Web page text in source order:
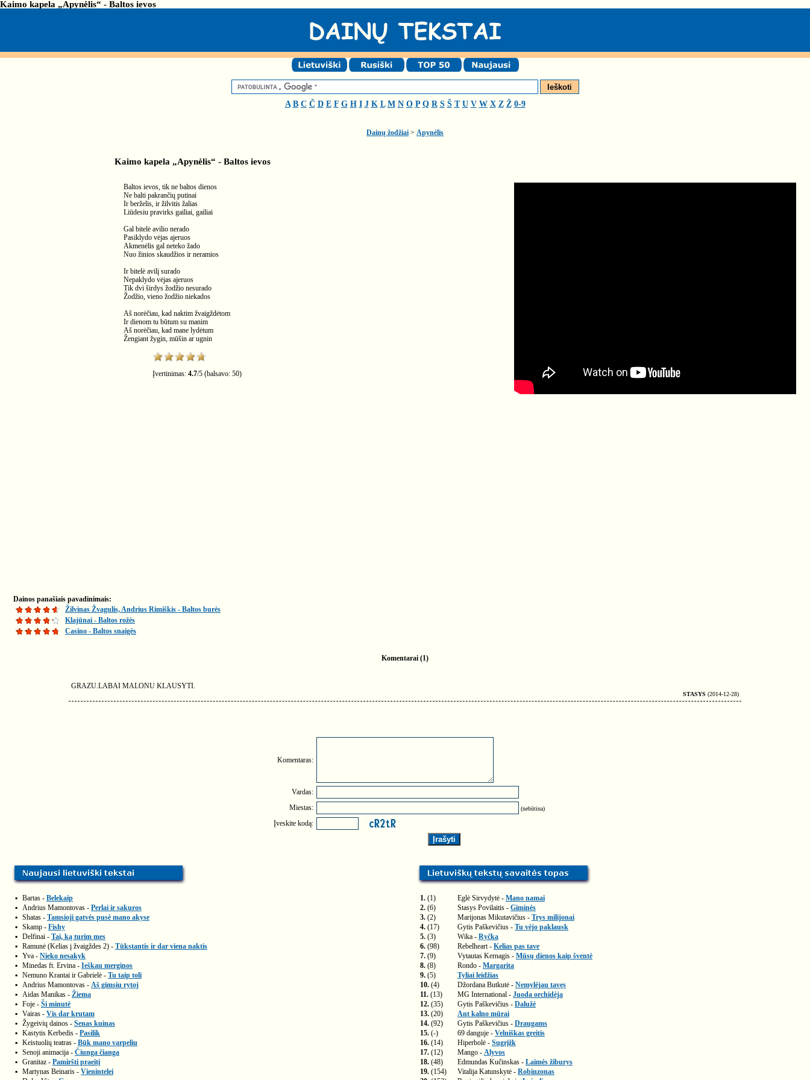
Kaimo kapela „Apynėlis“ - Baltos ievos
A B C Č D E F G H I J K L M N O P Q R S Š T U V W X Z Ž 0-9
Dainų žodžiai > Apynėlis
Kaimo kapela „Apynėlis“ - Baltos ievos
Baltos ievos, tik ne baltos dienos
Ne balti pakrančių putinai
Ir berželis, ir žilvitis žalias
Liūdesiu pravirks gailiai, gailiai
Gal bitelė avilio nerado
Pasiklydo vėjas ajeruos
Akmenėlis gal neteko žado
Nuo žinios skaudžios ir neramios
Ir bitelė avilį surado
Nepaklydo vėjas ajeruos
Tik dvi širdys žodžio nesurado
Žodžio, vieno žodžio niekados
Aš norėčiau, kad naktim žvaigždėtom
Ir dienom tu būtum su manim
Aš norėčiau, kad mane lydėtum
Žengiant žygin, mūšin ar ugnin
Įvertinimas: 4.7/5 (balsavo: 50)
Dainos panašiais pavadinimais:
Žilvinas Žvagulis, Andrius Rimiškis - Baltos burės
Klajūnai - Baltos rožės
Casino - Baltos snaigės
Komentarai (1)
GRAZU.LABAI MALONU KLAUSYTI.
STASYS (2014-12-28)
Komentaras:
Vardas:
Miestas:
(nebūtina)
Įveskite kodą:
▪ Bartas - Belekaip
▪ Andrius Mamontovas - Perlai ir sakuros
▪ Shatas - Tamsioji gatvės pusė mano akyse
▪ Skamp - Fishy
▪ Delfinai - Tai, ką turim mes
▪ Ramunė (Kelias į žvaigždes 2) - Tūkstantis ir dar viena naktis
▪ Yva - Nieko nesakyk
▪ Minedas ft. Ervina - Ieškau merginos
▪ Nemuno Krantai ir Gabrielė - Tu taip toli
▪ Andrius Mamontovas - Aš gimsiu rytoj
▪ Aidas Manikas - Žiema
▪ Foje - Ši minutė
▪ Vairas - Vis dar krutam
▪ Žygeivių dainos - Senas kuinas
▪ Kastytis Kerbedis - Pasilik
▪ Keistuolių teatras - Būk mano varpeliu
▪ Senoji animacija - Čiunga čianga
▪ Granitaz - Pamiršti praeitį
▪ Martynas Beinaris - Vienintelei
1. (1) Eglė Sirvydytė - Mano namai
2. (6) Stasys Povilaitis - Giminės
3. (2) Marijonas Mikutavičius - Trys milijonai
4. (17) Gytis Paškevičius - Tu vėjo paklausk
5. (3) Wika - Ryčka
6. (98) Rebelheart - Kelias pas tave
7. (9) Vytautas Kernagis - Mūsų dienos kaip šventė
8. (8) Rondo - Margarita
9. (5)
Tyliai leidžias
10. (4) Džordana Butkutė - Nemylėjau tavęs
11. (13) MG International - Juoda orchidėja
12. (35) Gytis Paškevičius - Dalužė
13. (20)
Ant kalno mūrai
14. (92) Gytis Paškevičius - Draugams
15. (-) 69 danguje - Velniškas greitis
16. (14) Hiperbolė - Sugrįžk
17. (12) Mango - Alyvos
18. (48) Edmundas Kučinskas - Laimės žiburys
19. (154) Vitalija Katunskytė - Robinzonas